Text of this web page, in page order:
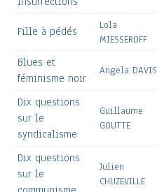
Fille à pédés
Lola
MIESSEROFF
Blues et
féminisme noir
Angela DAVIS
Dix questions
sur le
syndicalisme
Guillaume
GOUTTE
Dix questions
sur le
Julien
CHUZEVILLE